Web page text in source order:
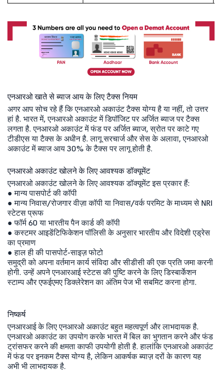
एनआरओ खाते से ब्याज आय के लिए टैक्स नियम
अगर आप सोच रहे हैं कि एनआरओ अकाउंट टैक्स योग्य है या नहीं, तो उत्तर
हां है. भारत में, एनआरओ अकाउंट में डिपॉजिट पर अर्जित ब्याज पर टैक्स
लगता है. एनआरओ अकाउंट में फंड पर अर्जित ब्याज, स्रोत पर काटे गए
टीडीएस या टैक्स के अधीन है. लागू सरचार्ज और सेस के अलावा, एनआरओ
अकाउंट में ब्याज आय 30% के टैक्स पर लागू होती है.
एनआरओ अकाउंट खोलने के लिए आवश्यक डॉक्यूमेंट
एनआरओ अकाउंट खोलने के लिए आवश्यक डॉक्यूमेंट इस प्रकार हैं:
● मान्य पासपोर्ट की कॉपी
● मान्य निवास/रोजगार वीज़ा कॉपी या निवास/वर्क परमिट के माध्यम से NRI
स्टेटस प्रूफ
● फॉर्म 60 या भारतीय पैन कार्ड की कॉपी
● कस्टमर आइडेंटिफिकेशन पॉलिसी के अनुसार भारतीय और विदेशी एड्रेस
का प्रमाण
● हाल ही की पासपोर्ट-साइज़ फोटो
समुद्री को अपना वर्तमान कार्य संविदा और सीडीसी की एक प्रति जमा करनी
होगी. उन्हें अपने एनआरआई स्टेटस की पुष्टि करने के लिए डिस्बार्केशन
स्टाम्प और एफईएमए डिक्लेरेशन का अंतिम पेज भी सबमिट करना होगा.
निष्कर्ष
एनआरआई के लिए एनआरओ अकाउंट बहुत महत्वपूर्ण और लाभदायक है.
एनआरओ अकाउंट का उपयोग करके भारत में बिल का भुगतान करने और फंड
ट्रांसफर करने की क्षमता काफी उपयोगी होती है. हालांकि एनआरओ अकाउंट
में फंड पर इनकम टैक्स योग्य है, लेकिन आकर्षक ब्याज़ दरों के कारण यह
अभी भी लाभदायक है.